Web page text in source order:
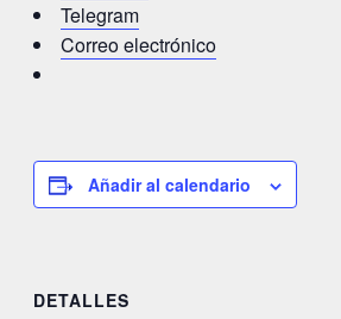
Telegram
Correo electrónico
Añadir al calendario
DETALLES